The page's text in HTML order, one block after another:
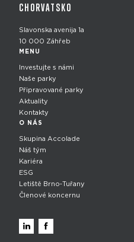
CHORVATSKO
Slavonska avenija 1a
10 000 Záhřeb
MENU
Investujte s námi
Naše parky
Připravované parky
Aktuality
Kontakty
O NÁS
Skupina Accolade
Náš tým
Kariéra
ESG
Letiště Brno‑Tuřany
Členové koncernu